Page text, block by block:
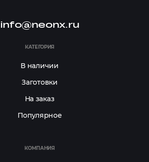
info@neonx.ru
КАТЕГОРИЯ
В наличии
Заготовки
На заказ
Популярное
КОМПАНИЯ